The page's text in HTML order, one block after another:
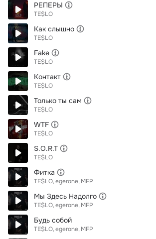
РЕПЕРЫ
TE$LO
Как слышно
TE$LO
Fake
TE$LO
Контакт
TE$LO
Только ты сам
TE$LO
WTF
TE$LO
S.O.R.T
TE$LO
Фитка
TE$LO egerone MFP
Мы Здесь Надолго
TE$LO egerone MFP
Будь собой
TE$LO egerone MFP